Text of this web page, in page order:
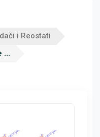
i Reostati
...